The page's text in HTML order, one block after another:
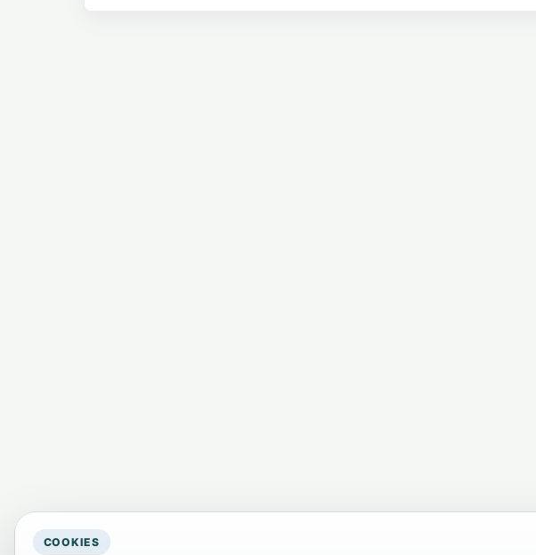
COOKIES